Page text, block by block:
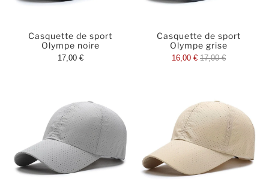
Casquette de sport
Olympe noire
17,00 €
Casquette de sport
Olympe grise
16,00 € 17,00 €